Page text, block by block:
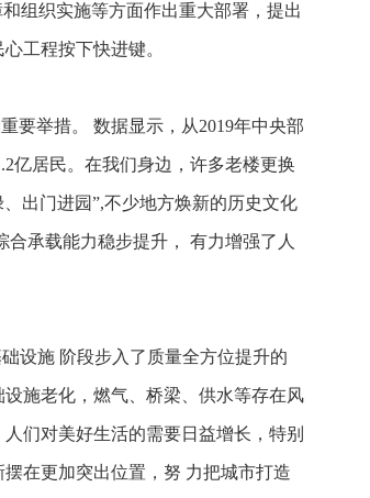
组织实施等方面作出重大部署，提出
工程按下快进键。
要举措。 数据显示，从2019年中央部
亿居民。在我们身边，许多老楼更换
出门进园”,不少地方焕新的历史文化
承载能力稳步提升， 有力增强了人
设施 阶段步入了质量全方位提升的
施老化，燃气、桥梁、供水等存在风
们对美好生活的需要日益增长，特别
在更加突出位置，努 力把城市打造